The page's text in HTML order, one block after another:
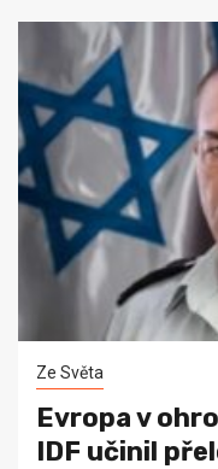
Ze Světa
Evropa v
IDF učinil